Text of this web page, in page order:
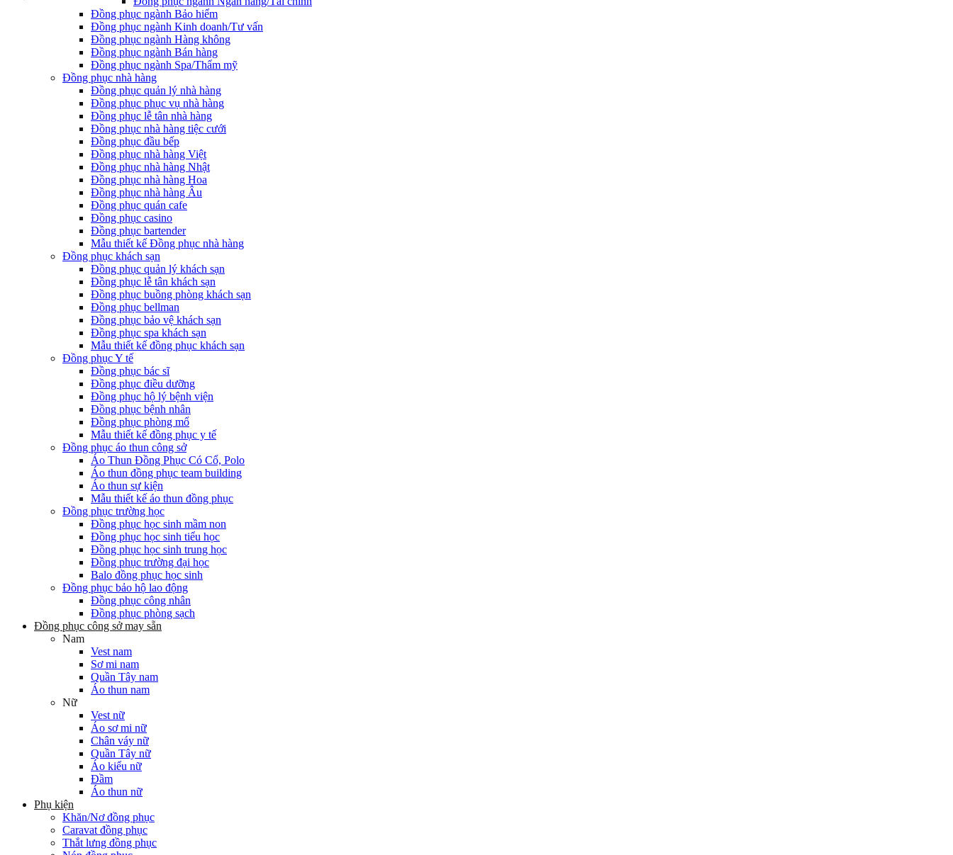
Đồng phục ngành Bảo hiểm
Đồng phục ngành Kinh doanh/Tư vấn
Đồng phục ngành Hàng không
Đồng phục ngành Bán hàng
Đồng phục ngành Spa/Thẩm mỹ
Đồng phục nhà hàng
Đồng phục quản lý nhà hàng
Đồng phục phục vụ nhà hàng
Đồng phục lễ tân nhà hàng
Đồng phục nhà hàng tiệc cưới
Đồng phục đầu bếp
Đồng phục nhà hàng Việt
Đồng phục nhà hàng Nhật
Đồng phục nhà hàng Hoa
Đồng phục nhà hàng Âu
Đồng phục quán cafe
Đồng phục casino
Đồng phục bartender
Mẫu thiết kế Đồng phục nhà hàng
Đồng phục khách sạn
Đồng phục quản lý khách sạn
Đồng phục lễ tân khách sạn
Đồng phục buồng phòng khách sạn
Đồng phục bellman
Đồng phục bảo vệ khách sạn
Đồng phục spa khách sạn
Mẫu thiết kế đồng phục khách sạn
Đồng phục Y tế
Đồng phục bác sĩ
Đồng phục điều dưỡng
Đồng phục hộ lý bệnh viện
Đồng phục bệnh nhân
Đồng phục phòng mổ
Mẫu thiết kế đồng phục y tế
Đồng phục áo thun công sở
Áo Thun Đồng Phục Có Cổ, Polo
Áo thun đồng phục team building
Áo thun sự kiện
Mẫu thiết kế áo thun đồng phục
Đồng phục trường học
Đồng phục học sinh mầm non
Đồng phục học sinh tiểu học
Đồng phục học sinh trung học
Đồng phục trường đại học
Balo đồng phục học sinh
Đồng phục bảo hộ lao động
Đồng phục công nhân
Đồng phục phòng sạch
Đồng phục công sở may sẵn
Nam
Vest nam
Sơ mi nam
Quần Tây nam
Áo thun nam
Nữ
Vest nữ
Áo sơ mi nữ
Chân váy nữ
Quần Tây nữ
Áo kiểu nữ
Đầm
Áo thun nữ
Phụ kiện
Khăn/Nơ đồng phục
Caravat đồng phục
Thắt lưng đồng phục